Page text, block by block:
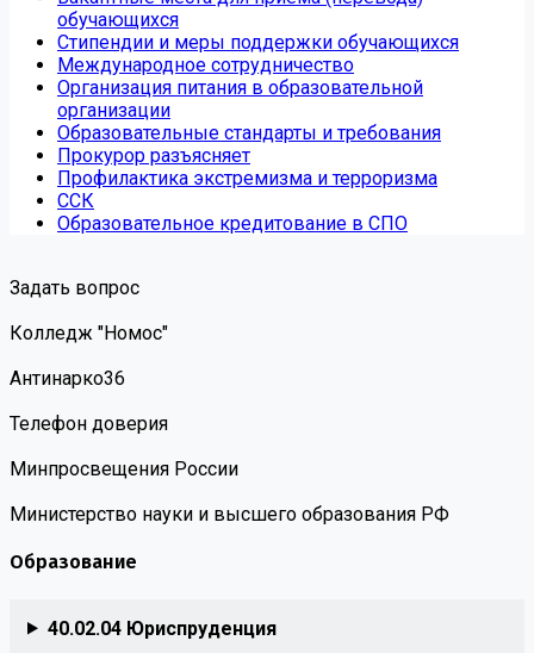
обучающихся
Стипендии и меры поддержки обучающихся
Международное сотрудничество
Организация питания в образовательной
организации
Образовательные стандарты и требования
Прокурор разъясняет
Профилактика экстремизма и терроризма
ССК
Образовательное кредитование в СПО
Задать вопрос
Колледж "Номос"
Антинарко36
Телефон доверия
Минпросвещения России
Министерство науки и высшего образования РФ
Образование
40.02.04 Юриспруденция